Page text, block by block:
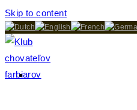
Skip to content